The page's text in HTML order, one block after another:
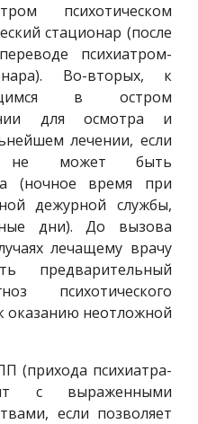
психотическом
стационар (после
психиатром-
Во-вторых, к
в остром
для осмотра и
лечении, если
не может быть
(ночное время при
дежурной службы,
дни). До вызова
лечащему врачу
предварительный
психотического
оказанию неотложной
(прихода психиатра-
с выраженными
если позволяет